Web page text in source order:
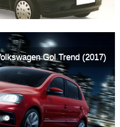
Gol Trend (2017)